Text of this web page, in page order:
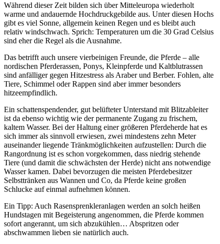
Während dieser Zeit bilden sich über Mitteleuropa wiederholt
warme und andauernde Hochdruckgebilde aus. Unter diesen Hochs
gibt es viel Sonne, allgemein keinen Regen und es bleibt auch
relativ windschwach. Sprich: Temperaturen um die 30 Grad Celsius
sind eher die Regel als die Ausnahme.
Das betrifft auch unsere vierbeinigen Freunde, die Pferde – alle
nordischen Pferderassen, Ponys, Kleinpferde und Kaltblutrassen
sind anfälliger gegen Hitzestress als Araber und Berber. Fohlen, alte
Tiere, Schimmel oder Rappen sind aber immer besonders
hitzeempfindlich.
Ein schattenspendender, gut belüfteter Unterstand mit Blitzableiter
ist da ebenso wichtig wie der permanente Zugang zu frischem,
kaltem Wasser. Bei der Haltung einer größeren Pferdeherde hat es
sich immer als sinnvoll erwiesen, zwei mindestens zehn Meter
auseinander liegende Tränkmöglichkeiten aufzustellen: Durch die
Rangordnung ist es schon vorgekommen, dass niedrig stehende
Tiere (und damit die schwächsten der Herde) nicht ans notwendige
Wasser kamen. Dabei bevorzugen die meisten Pferdebesitzer
Selbsttränken aus Wannen und Co, da Pferde keine großen
Schlucke auf einmal aufnehmen können.
Ein Tipp: Auch Rasensprenkleranlagen werden an solch heißen
Hundstagen mit Begeisterung angenommen, die Pferde kommen
sofort angerannt, um sich abzukühlen… Abspritzen oder
abschwammen lieben sie natürlich auch.